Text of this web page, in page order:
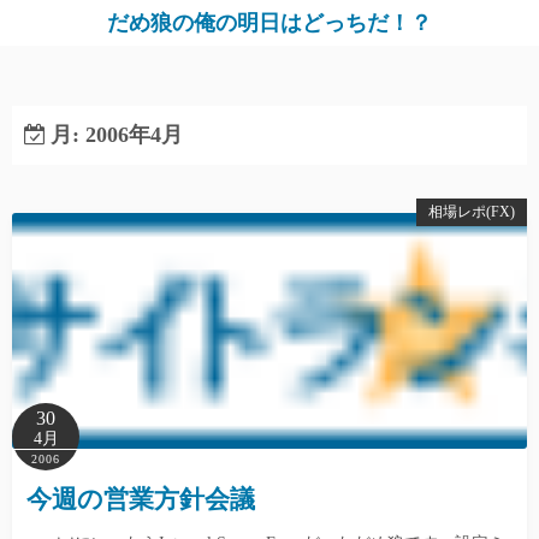
だめ狼の俺の明日はどっちだ！？
月: 2006年4月
相場レポ(FX)
30
4月
2006
今週の営業方針会議